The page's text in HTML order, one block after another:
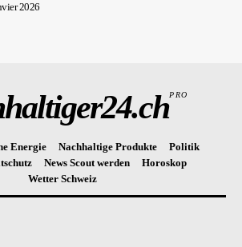
2026
PRO
Energie Nachhaltige Produkte
Politik
News Scout werden
Horoskop
Wetter Schweiz